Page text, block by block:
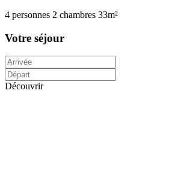
4 personnes 2 chambres 33m²
Votre séjour
Découvrir